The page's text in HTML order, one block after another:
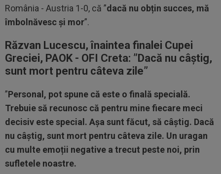
România - Austria 1-0, că ”dacă nu obțin succes, mă
îmbolnăvesc și mor”.
Răzvan Lucescu, înaintea finalei Cupei
Greciei, PAOK - OFI Creta: ”Dacă nu câștig,
sunt mort pentru câteva zile”
”Personal, pot spune că este o finală specială.
Trebuie să recunosc că pentru mine fiecare meci
decisiv este special. Așa sunt făcut, să câștig. Dacă
nu câștig, sunt mort pentru câteva zile. Un uragan
cu multe emoții negative a trecut peste noi, prin
sufletele noastre.